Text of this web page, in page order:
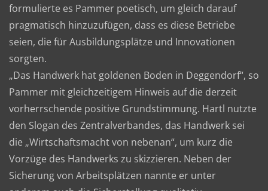
formulierte es Pammer poetisch, um gleich darauf
pragmatisch hinzuzufügen, dass es diese Betriebe
seien, die für Ausbildungsplätze und Innovationen
sorgten.
„Das Handwerk hat goldenen Boden in Deggendorf“, so
Pammer mit gleichzeitigem Hinweis auf die derzeit
vorherrschende positive Grundstimmung. Hartl nutzte
den Slogan des Zentralverbandes, das Handwerk sei
die „Wirtschaftsmacht von nebenan“, um kurz die
Vorzüge des Handwerks zu skizzieren. Neben der
Sicherung von Arbeitsplätzen nannte er unter